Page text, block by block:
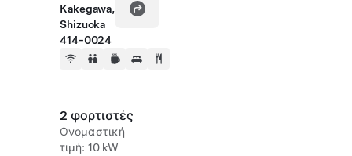
Kakegawa,
Shizuoka
414-0024
2 φορτιστές
Ονομαστική
τιμή: 10 kW